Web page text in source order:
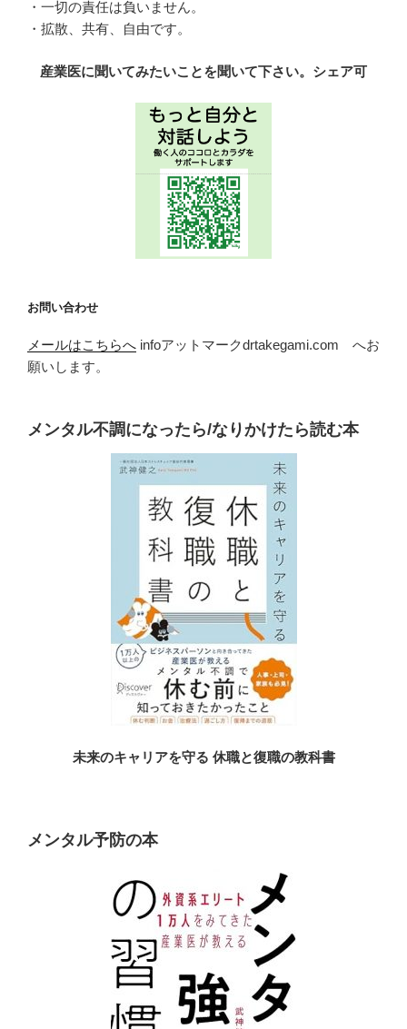
・一切の責任は負いません。
・拡散、共有、自由です。
産業医に聞いてみたいことを聞いて下さい。シェア可
お問い合わせ
メールはこちらへ infoアットマークdrtakegami.com へお
願いします。
メンタル不調になったら/なりかけたら読む本
未来のキャリアを守る 休職と復職の教科書
メンタル予防の本